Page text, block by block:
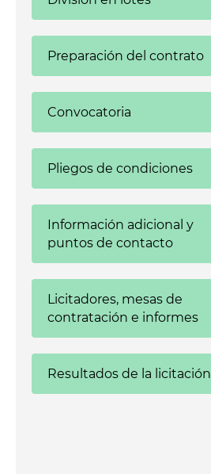
Preparación del contrato
Convocatoria
Pliegos de condiciones
Información adicional y
puntos de contacto
Licitadores, mesas de
contratación e informes
Resultados de la licitación